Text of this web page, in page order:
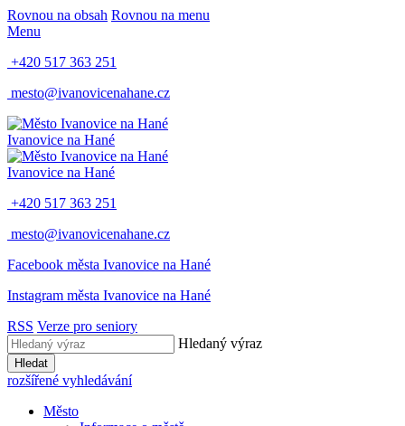
Rovnou na obsah Rovnou na menu
Menu
+420 517 363 251
mesto@ivanovicenahane.cz
Ivanovice na Hané
Ivanovice na Hané
+420 517 363 251
mesto@ivanovicenahane.cz
Facebook města Ivanovice na Hané
Instagram města Ivanovice na Hané
RSS Verze pro seniory
Hledaný výraz
Hledat
rozšířené vyhledávání
Město